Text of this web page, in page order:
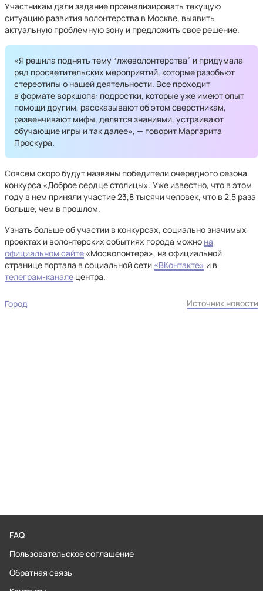
Участникам дали задание проанализировать текущую
ситуацию развития волонтерства в Москве, выявить
актуальную проблемную зону и предложить свое решение.
«Я решила поднять тему “лжеволонтерства” и придумала
ряд просветительских мероприятий, которые разобьют
стереотипы о нашей деятельности. Все проходит
в формате воркшопа: подростки, которые уже имеют опыт
помощи другим, рассказывают об этом сверстникам,
развенчивают мифы, делятся знаниями, устраивают
обучающие игры и так далее», — говорит Маргарита
Проскура.
Совсем скоро будут названы победители очередного сезона
конкурса «Доброе сердце столицы». Уже известно, что в этом
году в нем приняли участие 23,8 тысячи человек, что в 2,5 раза
больше, чем в прошлом.
Узнать больше об участии в конкурсах, социально значимых
проектах и волонтерских событиях города можно на
официальном сайте «Мосволонтера», на официальной
странице портала в социальной сети «ВКонтакте» и в
телеграм-канале центра.
Город Источник новости
FAQ
Пользовательское соглашение
Обратная связь